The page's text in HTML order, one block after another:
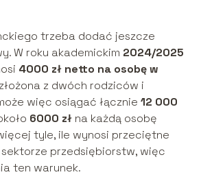
trzeba dodać jeszcze
W roku akademickim 2024/2025
4000 zł netto na osobę w
z dwóch rodziców i
więc osiągać łącznie 12 000
6000 złna każdą osobę
tyle, ile wynosi przeciętne
przedsiębiorstw, więc
ten warunek.